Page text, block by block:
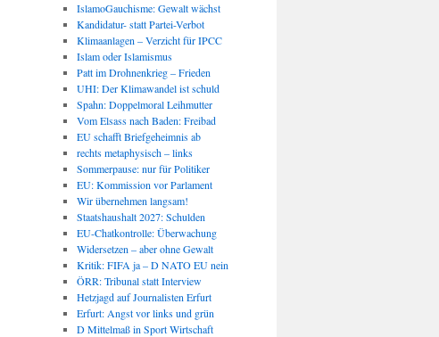
IslamoGauchisme: Gewalt wächst
Kandidatur- statt Partei-Verbot
Klimaanlagen – Verzicht für IPCC
Islam oder Islamismus
Patt im Drohnenkrieg – Frieden
UHI: Der Klimawandel ist schuld
Spahn: Doppelmoral Leihmutter
Vom Elsass nach Baden: Freibad
EU schafft Briefgeheimnis ab
rechts metaphysisch – links
Sommerpause: nur für Politiker
EU: Kommission vor Parlament
Wir übernehmen langsam!
Staatshaushalt 2027: Schulden
EU-Chatkontrolle: Überwachung
Widersetzen – aber ohne Gewalt
Kritik: FIFA ja – D NATO EU nein
ÖRR: Tribunal statt Interview
Hetzjagd auf Journalisten Erfurt
Erfurt: Angst vor links und grün
D Mittelmaß in Sport Wirtschaft